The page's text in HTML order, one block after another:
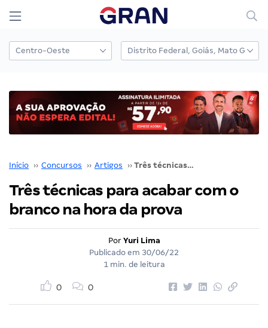
Início ›› Concursos ›› Artigos ›› Três técnicas para acabar com o branco na hora da prova
Três técnicas para acabar com o
branco na hora da prova
Por Yuri Lima
Publicado em 30/06/22
1 min. de leitura
0 0